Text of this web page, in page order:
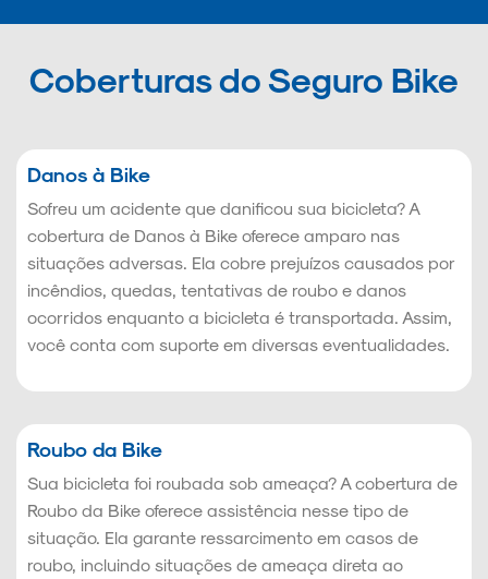
Coberturas do Seguro Bike
Danos à Bike
Sofreu um acidente que danificou sua bicicleta? A
cobertura de Danos à Bike oferece amparo nas
situações adversas. Ela cobre prejuízos causados por
incêndios, quedas, tentativas de roubo e danos
ocorridos enquanto a bicicleta é transportada. Assim,
você conta com suporte em diversas eventualidades.
Roubo da Bike
Sua bicicleta foi roubada sob ameaça? A cobertura de
Roubo da Bike oferece assistência nesse tipo de
situação. Ela garante ressarcimento em casos de
roubo, incluindo situações de ameaça direta ao